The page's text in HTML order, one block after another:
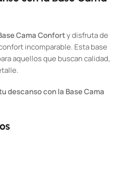
Cama Conforty disfruta de
incomparable. Esta base
aquellos que buscan calidad,
descanso con la Base Cama